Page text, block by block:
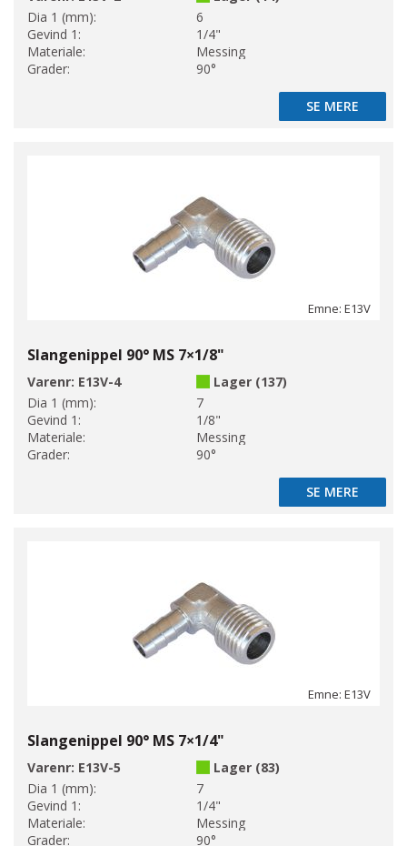
Dia 1 (mm):
6
Gevind 1:
1/4"
Materiale:
Messing
Grader:
90°
SE MERE
SE MERE
Emne: E13V
Slangenippel 90° MS 7×1/8"
Varenr: E13V-4
Lager (137)
Dia 1 (mm):
7
Gevind 1:
1/8"
Materiale:
Messing
Grader:
90°
SE MERE
SE MERE
Emne: E13V
Slangenippel 90° MS 7×1/4"
Varenr: E13V-5
Lager (83)
Dia 1 (mm):
7
Gevind 1:
1/4"
Materiale:
Messing
Grader:
90°